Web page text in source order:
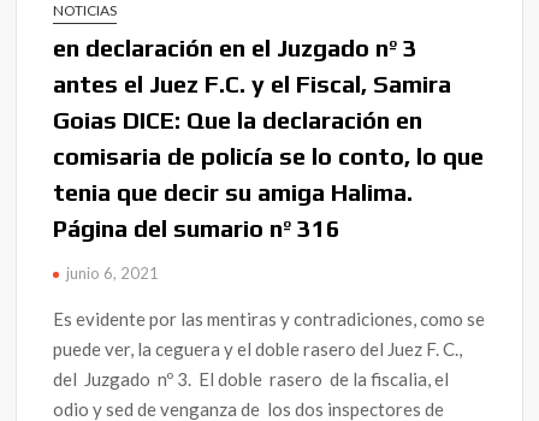
NOTICIAS
en declaración en el Juzgado nº 3
antes el Juez F.C. y el Fiscal, Samira
Goias DICE: Que la declaración en
comisaria de policía se lo conto, lo que
tenia que decir su amiga Halima.
Página del sumario nº 316
junio 6, 2021
Es evidente por las mentiras y contradiciones, como se
puede ver, la ceguera y el doble rasero del Juez F. C.,
del Juzgado nº 3. El doble rasero de la fiscalia, el
odio y sed de venganza de los dos inspectores de